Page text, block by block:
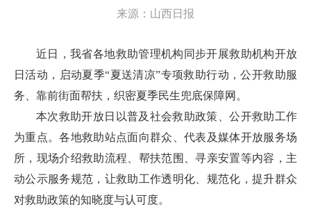
来源： 山西日报
近日，我省各地救助管理机构同步开展救助机构开放
日活动，启动夏季“夏送清凉”专项救助行动，公开救助服
务、靠前街面帮扶，织密夏季民生兜底保障网。
本次救助开放日以普及社会救助政策、公开救助工作
为重点。各地救助站点面向群众、代表及媒体开放服务场
所，现场介绍救助流程、帮扶范围、寻亲安置等内容，主
动公示服务规范，让救助工作透明化、规范化，提升群众
对救助政策的知晓度与认可度。